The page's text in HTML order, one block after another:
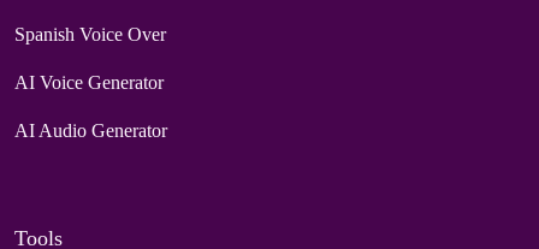
Spanish Voice Over
AI Voice Generator
AI Audio Generator
Tools